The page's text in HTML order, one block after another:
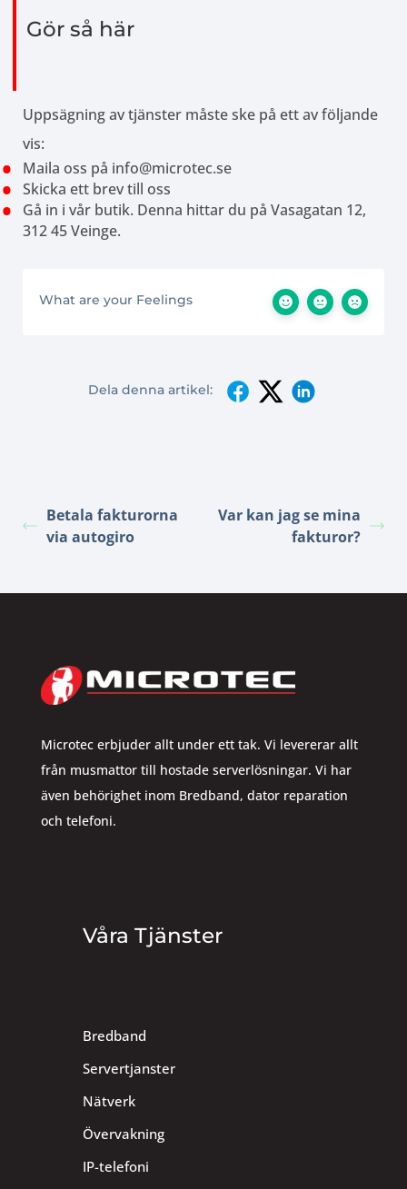
Gör så här
Uppsägning av tjänster måste ske på ett av följande
vis:
Maila oss på info@microtec.se
Skicka ett brev till oss
Gå in i vår butik. Denna hittar du på Vasagatan 12,
312 45 Veinge.
What are your Feelings
Dela denna artikel:
Betala fakturorna
via autogiro
Var kan jag se mina
fakturor?
Microtec erbjuder allt under ett tak. Vi levererar allt
från musmattor till hostade serverlösningar. Vi har
även behörighet inom Bredband, dator reparation
och telefoni.
Våra Tjänster
Bredband
Servertjanster
Nätverk
Övervakning
IP-telefoni